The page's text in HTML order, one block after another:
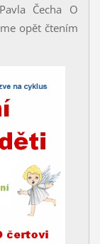
Čecha O
opět čtením